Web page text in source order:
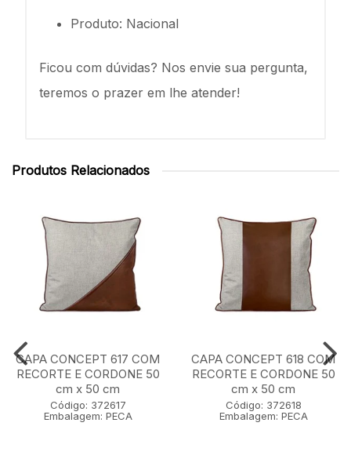
Produto: Nacional
Ficou com dúvidas? Nos envie sua pergunta,
teremos o prazer em lhe atender!
Produtos Relacionados
CAPA CONCEPT 617 COM
RECORTE E CORDONE 50
cm x 50 cm
Código: 372617
Embalagem: PECA
CAPA CONCEPT 618 COM
RECORTE E CORDONE 50
cm x 50 cm
Código: 372618
Embalagem: PECA